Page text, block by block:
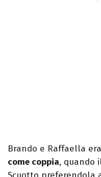
Brando e Raffaella
come coppia, quando